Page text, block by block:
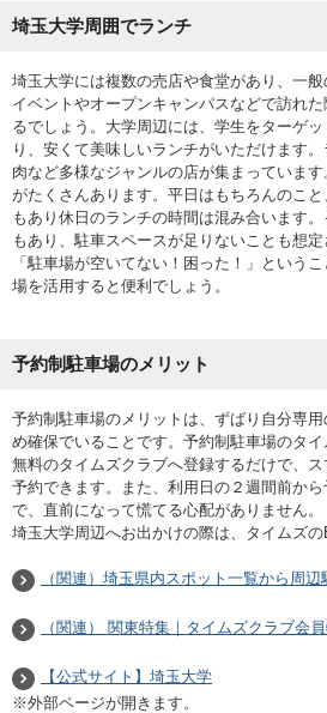
埼玉大学周囲でランチ
埼玉大学には複数の売店や食堂があり、一般
イベントやオープンキャンパスなどで訪れ
るでしょう。大学周辺には、学生をターゲ
り、安くて美味しいランチがいただけます
肉など多様なジャンルの店が集まっていま
がたくさんあります。平日はもちろんのこ
もあり休日のランチの時間は混み合います
もあり、駐車スペースが足りないことも想
「駐車場が空いてない！困った！」という
場を活用すると便利でしょう。
予約制駐車場のメリット
予約制駐車場のメリットは、ずばり自分専
め確保でいることです。予約制駐車場のタ
無料のタイムズクラブへ登録するだけで、
予約できます。また、利用日の２週間前か
で、直前になって慌てる心配がありません。
埼玉大学周辺へお出かけの際は、タイムズの
（関連）埼玉県内スポット一覧から周
（関連） 関東特集｜タイムズクラブ会
【公式サイト】埼玉大学
※外部ページが開きます。